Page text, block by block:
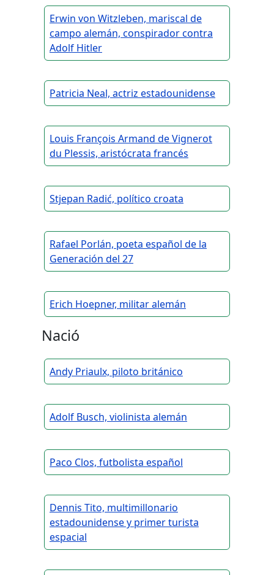
Erwin von Witzleben, mariscal de
campo alemán, conspirador contra
Adolf Hitler
Patricia Neal, actriz estadounidense
Louis François Armand de Vignerot
du Plessis, aristócrata francés
Stjepan Radić, político croata
Rafael Porlán, poeta español de la
Generación del 27
Erich Hoepner, militar alemán
Nació
Andy Priaulx, piloto británico
Adolf Busch, violinista alemán
Paco Clos, futbolista español
Dennis Tito, multimillonario
estadounidense y primer turista
espacial